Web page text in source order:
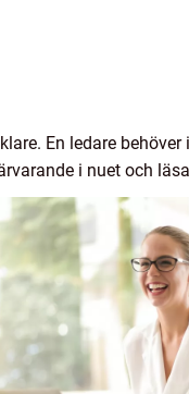
En ledare
i nuet och